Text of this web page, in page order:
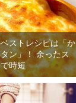
ストレシピは「か
ン」！ 余ったス
時短